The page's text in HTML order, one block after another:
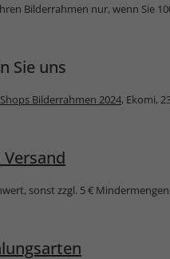
Bilderrahmen nur, wenn Sie
Sie uns
Bilderrahmen 2024, Ekomi,
Versand
sonst zzgl. 5 €